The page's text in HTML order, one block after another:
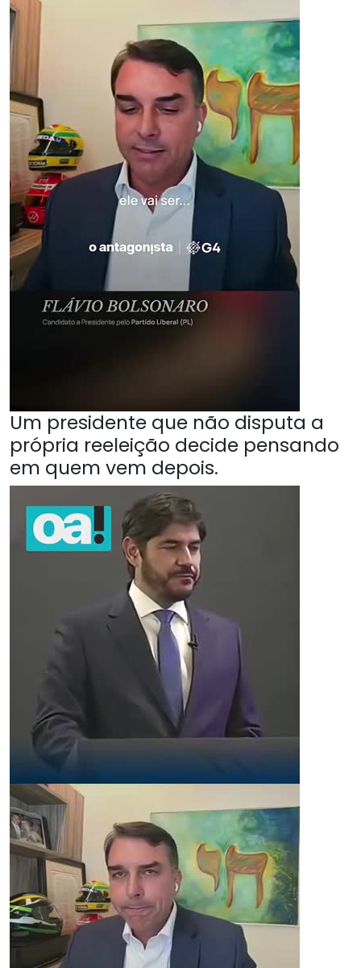
Um presidente que não disputa a
própria reeleição decide pensando
em quem vem depois.